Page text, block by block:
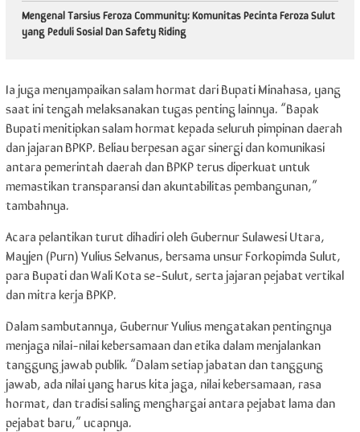
Mengenal Tarsius Feroza Community: Komunitas Pecinta Feroza Sulut
yang Peduli Sosial Dan Safety Riding
Ia juga menyampaikan salam hormat dari Bupati Minahasa, yang
saat ini tengah melaksanakan tugas penting lainnya. “Bapak
Bupati menitipkan salam hormat kepada seluruh pimpinan daerah
dan jajaran BPKP. Beliau berpesan agar sinergi dan komunikasi
antara pemerintah daerah dan BPKP terus diperkuat untuk
memastikan transparansi dan akuntabilitas pembangunan,”
tambahnya.
Acara pelantikan turut dihadiri oleh Gubernur Sulawesi Utara,
Mayjen (Purn) Yulius Selvanus, bersama unsur Forkopimda Sulut,
para Bupati dan Wali Kota se-Sulut, serta jajaran pejabat vertikal
dan mitra kerja BPKP.
Dalam sambutannya, Gubernur Yulius mengatakan pentingnya
menjaga nilai-nilai kebersamaan dan etika dalam menjalankan
tanggung jawab publik. “Dalam setiap jabatan dan tanggung
jawab, ada nilai yang harus kita jaga, nilai kebersamaan, rasa
hormat, dan tradisi saling menghargai antara pejabat lama dan
pejabat baru,” ucapnya.